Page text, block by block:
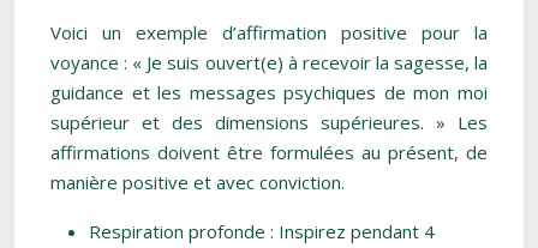
Voici un exemple d’affirmation positive pour la
voyance : « Je suis ouvert(e) à recevoir la sagesse, la
guidance et les messages psychiques de mon moi
supérieur et des dimensions supérieures. » Les
affirmations doivent être formulées au présent, de
manière positive et avec conviction.
Respiration profonde : Inspirez pendant 4